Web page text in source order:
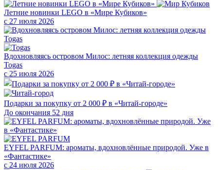
Летние новинки LEGO в «Мире Кубиков»
с 27 июля 2026
Вдохновляясь островом Милос: летняя коллекция одежды
Togas
с 25 июля 2026
Подарки за покупку от 2 000 ₽ в «Читай-городе»
До окончания 52 дня
EYFEL PARFUM: ароматы, вдохновлённые природой. Уже в
«Фантастике»
с 24 июля 2026